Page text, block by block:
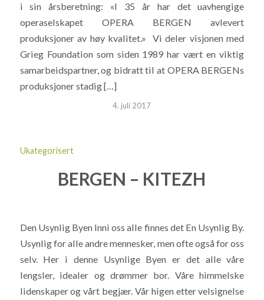
i sin årsberetning: «I 35 år har det uavhengige
operaselskapet OPERA BERGEN avlevert
produksjoner av høy kvalitet.» Vi deler visjonen med
Grieg Foundation som siden 1989 har vært en viktig
samarbeidspartner, og bidratt til at OPERA BERGENs
produksjoner stadig […]
4. juli 2017
Ukategorisert
BERGEN – KITEZH
Den Usynlig Byen Inni oss alle finnes det En Usynlig By.
Usynlig for alle andre mennesker, men ofte også for oss
selv. Her i denne Usynlige Byen er det alle våre
lengsler, idealer og drømmer bor. Våre himmelske
lidenskaper og vårt begjær. Vår higen etter velsignelse